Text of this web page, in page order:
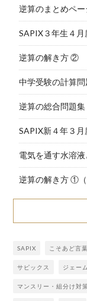
逆算のまとめペー
SAPIX３年生４
逆算の解き方 ②
中学受験の計算
逆算の総合問題集
SAPIX新４年３
電気を通す水溶
逆算の解き方 ①（
SAPIX こそあど言葉
サピックス ジェー
マンスリー・組分け対